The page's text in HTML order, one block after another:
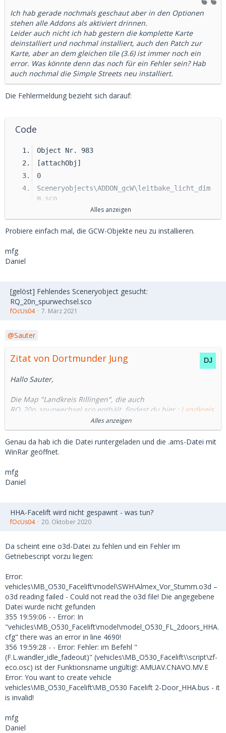
Ich hab gerade nochmals geschaut aber in den Optionen
stehen alle Addons als aktiviert drinnen.
Leider auch nicht ich hab gestern die komplette Karte
deinstalliert und nochmal installiert, auch den Patch zur
Karte, aber an dem gleichen tile (3.6) ist immer noch ein
error. Was könnte denn das noch für ein Fehler sein? Hab
auch nochmal die Simple Streets neu installiert.
Die Fehlermeldung bezieht sich darauf:
Code
Object Nr. 983
[attachObj]
0
Sceneryobjects\ADDON_gcW\leitbake_licht_dim
m.sco
0
1
0
Alles anzeigen
Probiere einfach mal, die GCW-Objekte neu zu installieren.
mfg
Daniel
[gelöst] Fehlendes Sceneryobject gesucht:
RQ_20n_spurwechsel.sco
fOcUs04 7. März 2021
Sauter
Zitat von Dortmunder Jung
Hallo Sauter,
Die Map "Landkreis Rillingen", die auch
RQ_20n_spurwechsel.sco enthält, findest du hier : Landkreis
Gruß
Alles anzeigen
Genau da hab ich die Datei runtergeladen und die .ams-Datei mit
WinRar geöffnet.
mfg
Daniel
HHA-Facelift wird nicht gespawnt - was tun?
fOcUs04 20. Oktober 2020
Da scheint eine o3d-Datei zu fehlen und ein Fehler im
Getriebescript vorzu liegen:
Error:
vehicles\MB_O530_Facelift\model\SWH\Almex_Vor_Stumm.o3d –
o3d reading failed - Could not read the o3d file! Die angegebene
Datei wurde nicht gefunden
355 19:59:06 - - Error: In
"vehicles\MB_O530_Facelift\model\model_O530_FL_2doors_HHA.
cfg" there was an error in line 4690!
356 19:59:28 - - Error: Fehler: im Befehl "
(F.L.wandler_idle_fadeout)" (vehicles\MB_O530_Facelift\\script\zf-
eco.osc) ist der Funktionsname ungültig!: AMUAV.CNAVO.MV.E
Error: You want to create vehicle
vehicles\MB_O530_Facelift\MB_O530 Facelift 2-Door_HHA.bus - it
is invalid!
mfg
Daniel